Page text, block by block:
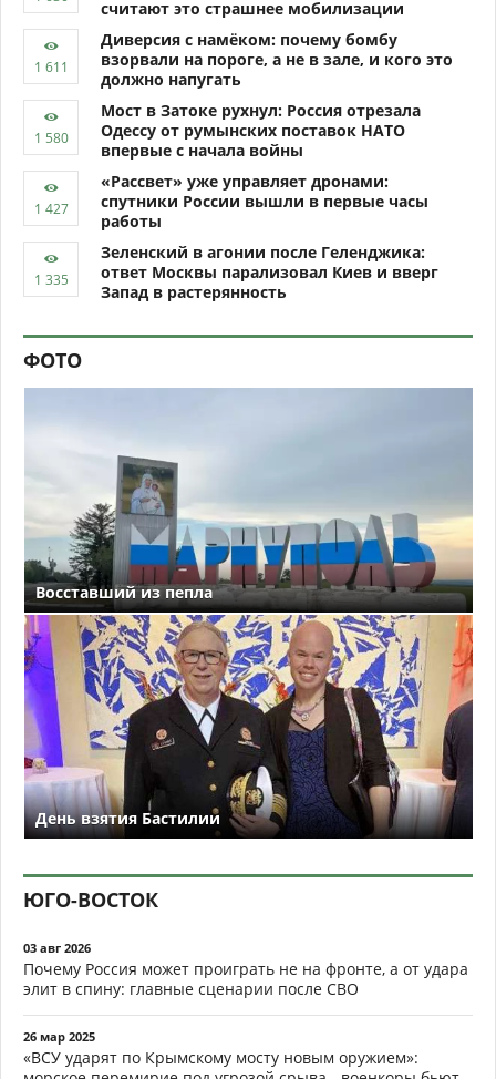
считают это страшнее мобилизации
Диверсия с намёком: почему бомбу
взорвали на пороге, а не в зале, и кого это
должно напугать
Мост в Затоке рухнул: Россия отрезала
Одессу от румынских поставок НАТО
впервые с начала войны
«Рассвет» уже управляет дронами:
спутники России вышли в первые часы
работы
Зеленский в агонии после Геленджика:
ответ Москвы парализовал Киев и вверг
Запад в растерянность
ФОТО
Восставший из пепла
День взятия Бастилии
ЮГО-ВОСТОК
03 авг 2026
Почему Россия может проиграть не на фронте, а от удара
элит в спину: главные сценарии после СВО
26 мар 2025
«ВСУ ударят по Крымскому мосту новым оружием»: